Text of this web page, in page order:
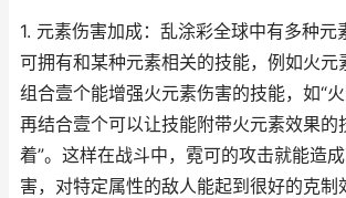
1. 元素伤害加成：乱涂彩全球中有多种元
可拥有和某种元素相关的技能，例如火元
组合壹个能增强火元素伤害的技能，如“火
再结合壹个可以让技能附带火元素效果的
着”。这样在战斗中，霓可的攻击就能造
害，对特定属性的敌人能起到很好的克制